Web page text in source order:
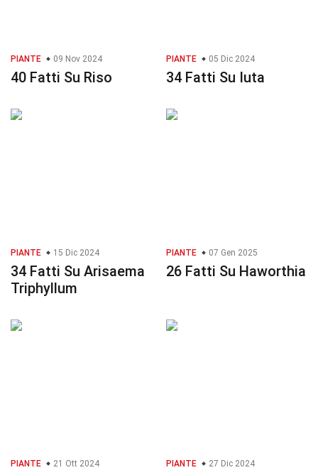
PIANTE 09 Nov 2024
40 Fatti Su Riso
PIANTE 05 Dic 2024
34 Fatti Su Iuta
PIANTE 15 Dic 2024
34 Fatti Su Arisaema
Triphyllum
PIANTE 07 Gen 2025
26 Fatti Su Haworthia
PIANTE 21 Ott 2024 PIANTE 27 Dic 2024